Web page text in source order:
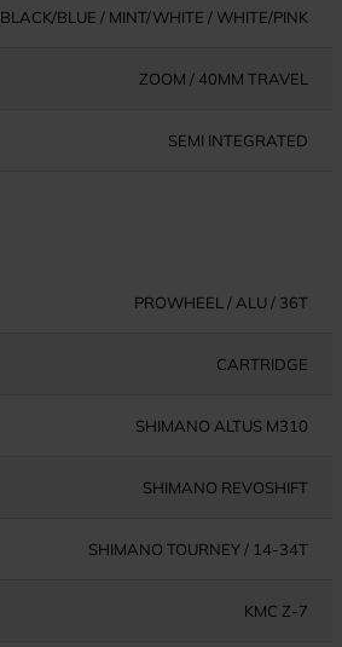
BLACK/BLUE / MINT/WHITE / WHITE/PINK
ZOOM / 40MM TRAVEL
SEMI INTEGRATED
PROWHEEL / ALU / 36T
CARTRIDGE
SHIMANO ALTUS M310
SHIMANO REVOSHIFT
SHIMANO TOURNEY / 14-34T
KMC Z-7